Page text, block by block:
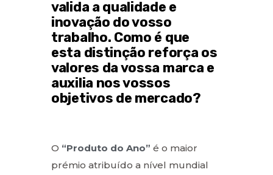
valida a qualidade e
inovação do vosso
trabalho. Como é que
esta distinção reforça os
valores da vossa marca e
auxilia nos vossos
objetivos de mercado?
O “Produto do Ano” é o maior
prémio atribuído a nível mundial